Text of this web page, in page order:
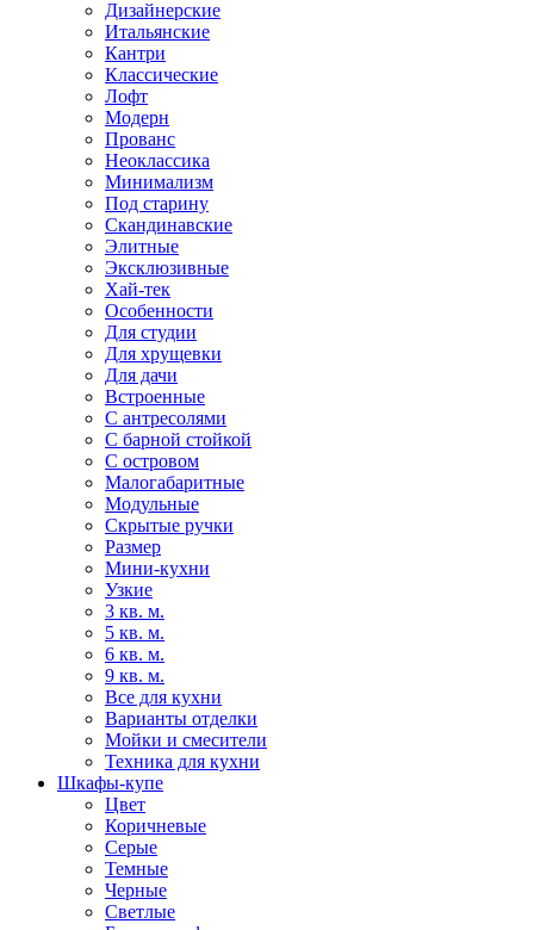
Дизайнерские
Итальянские
Кантри
Классические
Лофт
Модерн
Прованс
Неоклассика
Минимализм
Под старину
Скандинавские
Элитные
Эксклюзивные
Хай-тек
Особенности
Для студии
Для хрущевки
Для дачи
Встроенные
С антресолями
С барной стойкой
С островом
Малогабаритные
Модульные
Скрытые ручки
Размер
Мини-кухни
Узкие
3 кв. м.
5 кв. м.
6 кв. м.
9 кв. м.
Все для кухни
Варианты отделки
Мойки и смесители
Техника для кухни
Шкафы-купе
Цвет
Коричневые
Серые
Темные
Черные
Светлые